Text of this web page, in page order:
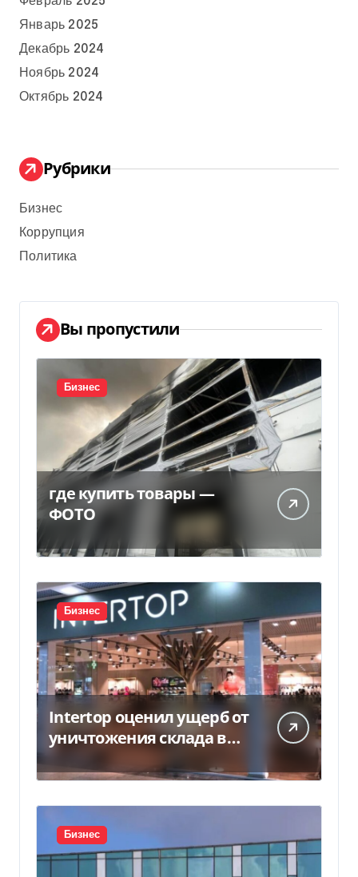
Январь 2025
Декабрь 2024
Ноябрь 2024
Октябрь 2024
Рубрики
Бизнес
Коррупция
Политика
Вы пропустили
Бизнес
где купить товары —
ФОТО
Бизнес
Intertop оценил ущерб от
уничтожения склада в
450 млн грн
Бизнес